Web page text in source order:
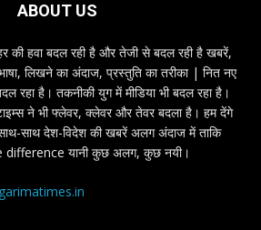
ABOUT US
की हवा बदल रही है और तेजी से बदल रही है खबरें,
लिखने का अंदाज, प्रस्तुति का तरीका | नित नए
रहा है। तकनीकी युग में मीडिया भी बदल रहा है।
टाइम्स ने भी फ्लेवर, क्लेवर और तेवर बदला है। हम देंगे
साथ देश-विदेश की खबरें अलग अंदाज में ताकि
difference यानी कुछ अलग, कुछ नयी।